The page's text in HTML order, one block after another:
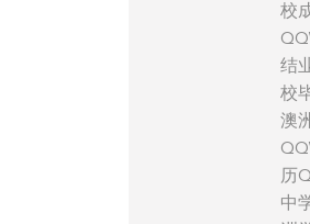
校
结
校
澳
历
中